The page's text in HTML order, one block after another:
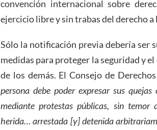
convención internacional sobre
ejercicio libre y sin trabas del derecho
Sólo la notificación previa debería ser
medidas para proteger la seguridad y
de los demás. El Consejo de
persona debe poder expresar sus
mediante protestas públicas, sin temor
herida… arrestada [y] detenida